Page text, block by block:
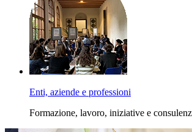
Enti, aziende e professioni
Formazione, lavoro, iniziative e